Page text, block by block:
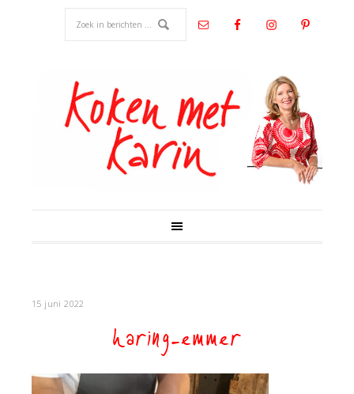
15 juni 2022
haring-emmer